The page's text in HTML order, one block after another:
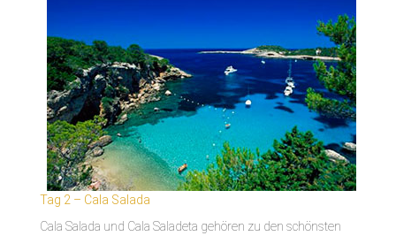
Tag 2 – Cala Salada
Cala Salada und Cala Saladeta gehören zu den schönsten